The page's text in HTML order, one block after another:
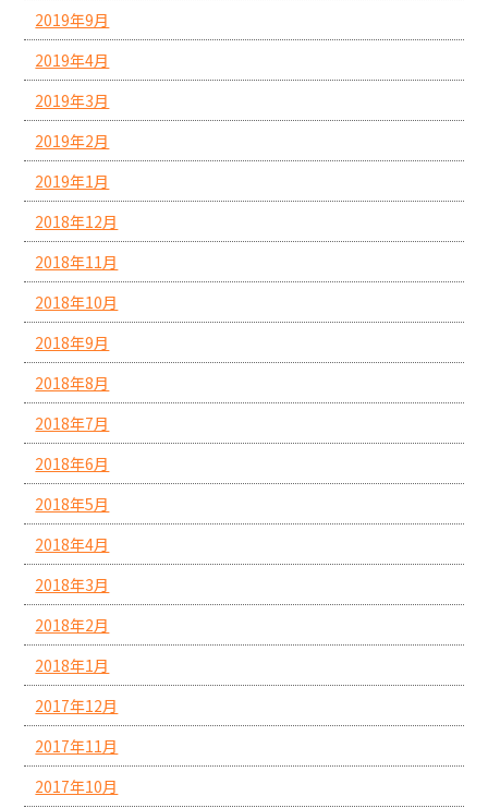
2019年9月
2019年4月
2019年3月
2019年2月
2019年1月
2018年12月
2018年11月
2018年10月
2018年9月
2018年8月
2018年7月
2018年6月
2018年5月
2018年4月
2018年3月
2018年2月
2018年1月
2017年12月
2017年11月
2017年10月